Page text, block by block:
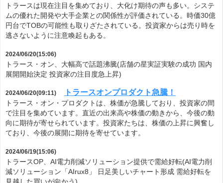
トラースは現在注目を集めており、大化け期待の声も多い。システ
ムの優れた開発や大手企業との関係性が評価されている。時価30億
円台でTOBの可能性も取りざたされている。投資家からは売り時を
逃さないように注意喚起もある。
2024/06/20(15:06)
トラース・オン、大幅高で話題沸騰(店舗の星実証実験の成功 国内
展開開始決定 投資家の注目度急上昇)
2024/06/20(09:11) トラースオンプロダクト急騰！
トラース・オン・プロダクトは、株価が急騰しており、投資家の間
で注目を集めています。直近の出来高や株価の動きから、今後の動
向に期待が寄せられています。投資家たちは、株価の上昇に興奮し
ており、今後の展開に期待を寄せています。
2024/06/19(15:06)
トラースOP、AI電力削減ソリューション提供で需給好転(AI電力削
減ソリューション「AIrux8」 日足美しいチャート形成 需給好転を